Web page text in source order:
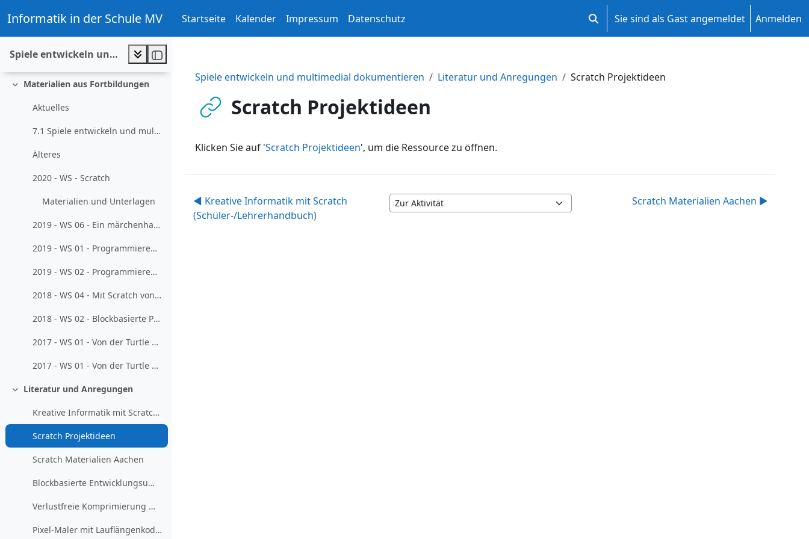
Informatik in der Schule MV Startseite Kalender Impressum Datenschutz Sucheingabe umschalten
Sie sind als Gast angemeldet Anmelden
Spiele entwickeln und multimedial dokumentieren
Einklappen
Werkzeuge
Blockbasierte Entwicklungsumgebungen:Web-Anwen...
Maus: Game-Design
Einklappen
Materialien aus Fortbildungen
Aktuelles
7.1 Spiele entwickeln und multimedial dokumentieren (2021-01-06)
Älteres
2020 - WS - Scratch
Materialien und Unterlagen
2019 - WS 06 - Ein märchenhafter Zugang zum Programmieren
2019 - WS 01 - Programmieren mit Scratch und Co. für Lehrkräfte ohne größere Vorerfahrungen
2019 - WS 02 - Programmieren mit Scratch und Co. für Lehrkräfte mit Vorerfahrungen
2018 - WS 04 - Mit Scratch von der Turtle zum Computerspiel
2018 - WS 02 - Blockbasierte Programmierung mit Scratch
2017 - WS 01 - Von der Turtle zum Computerspiel - Blockbasiertes Programmieren mit Scratch - 1
2017 - WS 01 - Von der Turtle zum Computerspiel - Blockbasiertes Programmieren mit Scratch - 2
Einklappen
Literatur und Anregungen
Kreative Informatik mit Scratch (Schüler-/Lehrerhandbuch)
Scratch Projektideen
Scratch Materialien Aachen
Blockbasierte Entwicklungsumgebung: Scratch 2
Verlustfreie Komprimierung mit Lego-Bausteinen erklärt
Pixel-Maler mit Lauflängenkodierung
Spiele entwickeln und multimedial dokumentieren Literatur und Anregungen Scratch Projektideen
Scratch Projektideen
Klicken Sie auf 'Scratch Projektideen', um die Ressource zu öffnen.
◀︎ Kreative Informatik mit Scratch
(Schüler-/Lehrerhandbuch)
Zur Aktivität
Scratch Materialien Aachen ▶︎